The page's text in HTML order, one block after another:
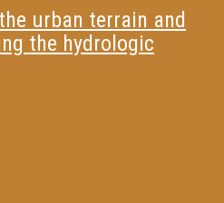
urban terrain and
the hydrologic